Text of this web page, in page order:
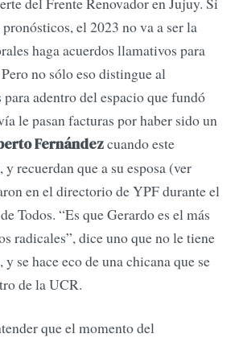
el 2023 no va a ser la
haga acuerdos llamativos para
no sólo eso distingue al
adentro del espacio que fundó
le pasan facturas por haber sido un
Fernándezcuando este
recuerdan que a su esposa (ver
en el directorio de YPF durante el
Todos. “Es que Gerardo es el más
radicales”, dice uno que no le tiene
se hace eco de una chicana que se
de la UCR.
que el momento del